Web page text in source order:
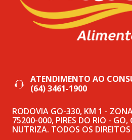
ATENDIMENTO AO
(64) 3461-1900
RODOVIA GO-330, KM 1 -
75200-000, PIRES DO RIO -
NUTRIZA. TODOS OS DIREITOS